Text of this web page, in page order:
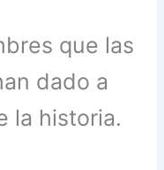
que las
dado a
la historia.